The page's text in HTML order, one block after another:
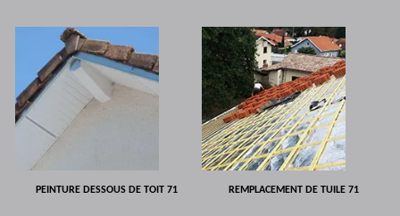
PEINTURE DESSOUS DE TOIT 71 REMPLACEMENT DE TUILE 71